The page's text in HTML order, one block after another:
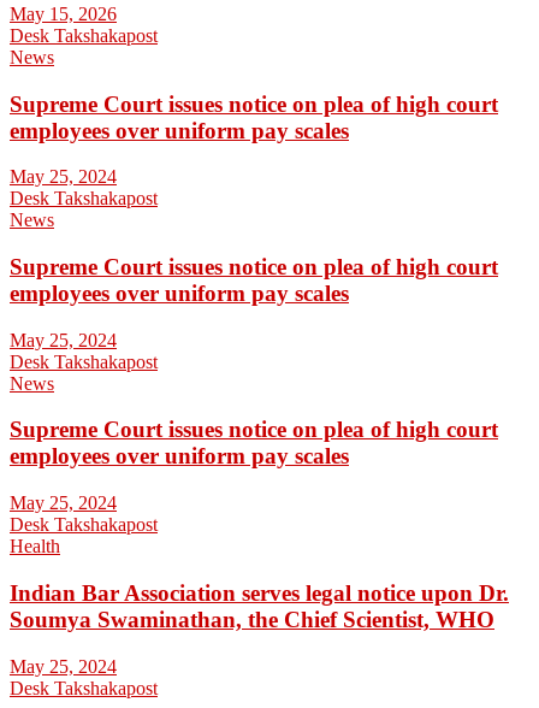
May 15, 2026
Desk Takshakapost
News
Supreme Court issues notice on plea of high court
employees over uniform pay scales
May 25, 2024
Desk Takshakapost
News
Supreme Court issues notice on plea of high court
employees over uniform pay scales
May 25, 2024
Desk Takshakapost
News
Supreme Court issues notice on plea of high court
employees over uniform pay scales
May 25, 2024
Desk Takshakapost
Health
Indian Bar Association serves legal notice upon Dr.
Soumya Swaminathan, the Chief Scientist, WHO
May 25, 2024
Desk Takshakapost